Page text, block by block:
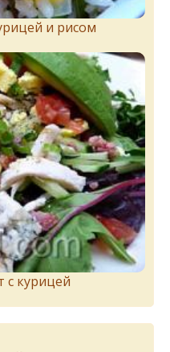
и рисом
с курицей